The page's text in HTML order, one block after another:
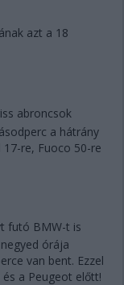
azt a 18
abroncsok
a hátrány
re, Fuoco 50-re
futó BMW-t is
órája
van bent. Ezzel
a Peugeot előtt!